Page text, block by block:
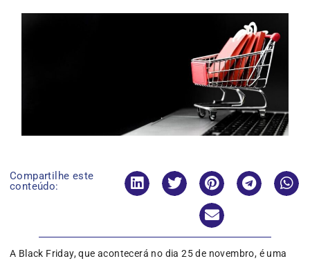
Compartilhe este
conteúdo:
A Black Friday, que acontecerá no dia 25 de novembro, é uma